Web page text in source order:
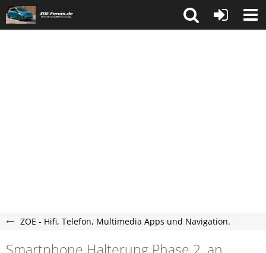
ZOE - Hifi, Telefon, Multimedia Apps und Navigation.